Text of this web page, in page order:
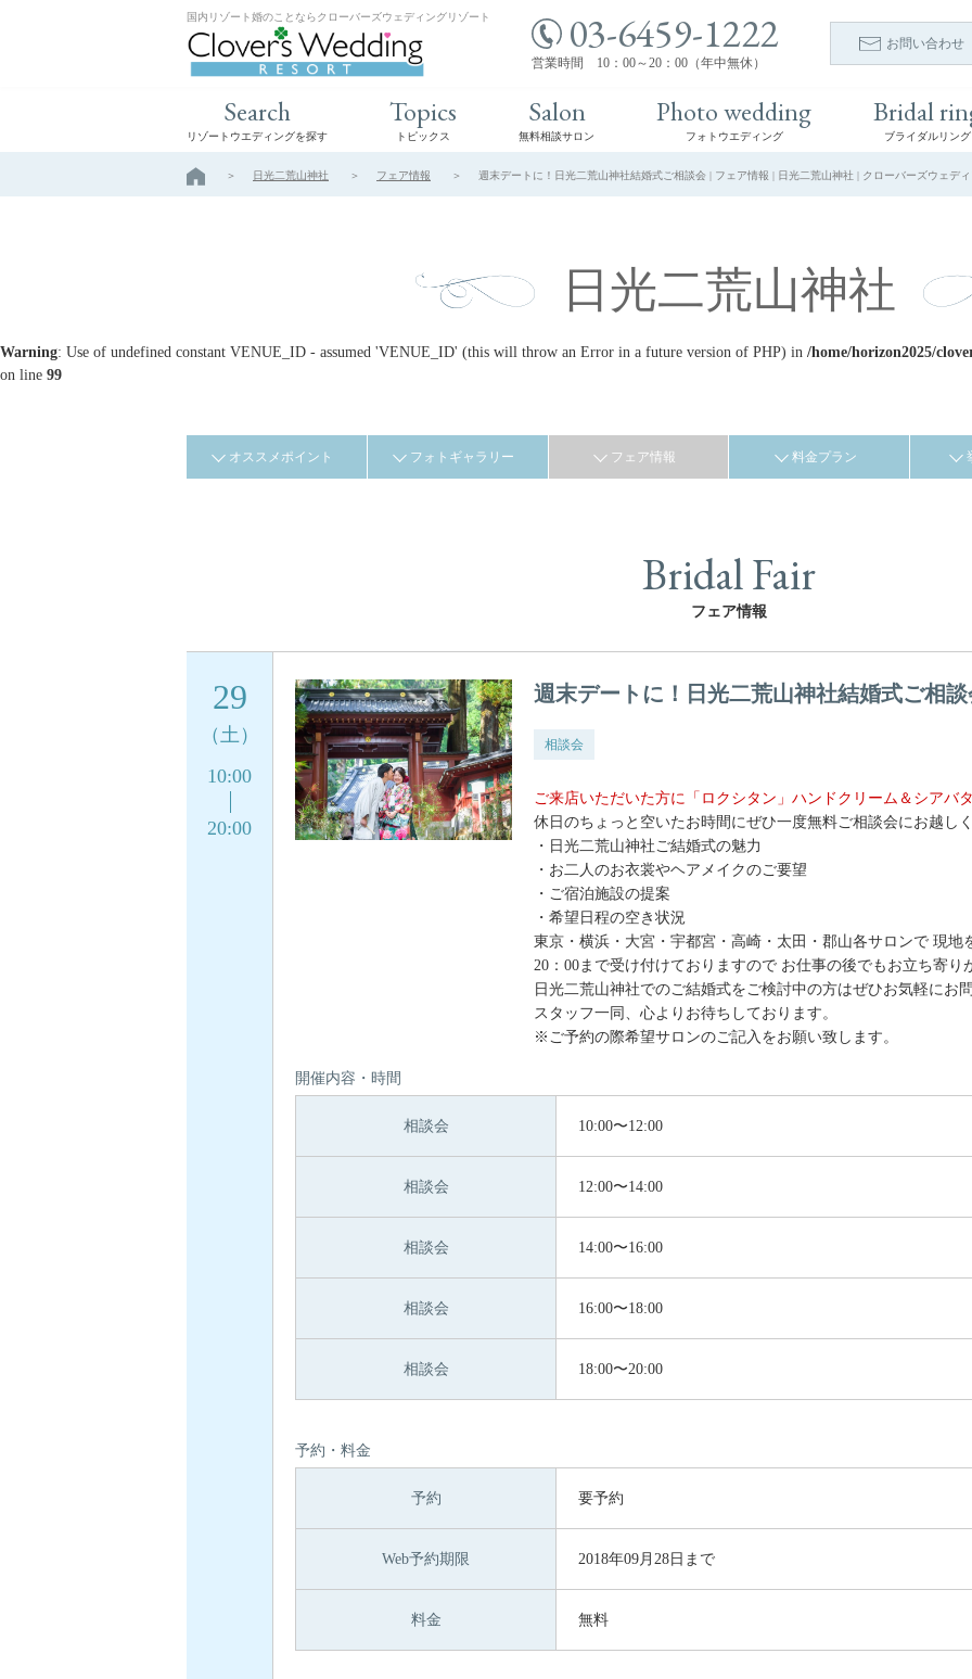
国内リゾート婚のことならクローバーズウェディングリゾート 03-6459-1222
営業時間 10：00～20：00（年中無休）
お問い合わせ
Search
リゾートウエディングを探す
Topics
トピックス
Salon
無料相談サロン
Photo wedding
フォトウエディング
Bridal
ブライダルリング
日光二荒山神社 フェア情報 週末デートに！日光二荒山神社結婚式ご相談会 | フェア情報 | 日光二荒山神社 | クローバーズウェディ
日光二荒山神社
Warning: Use of undefined constant VENUE_ID - assumed 'VENUE_ID' (this will throw an Error in a future version of PHP) in /home/horizon2025/
on line 99
オススメポイント フォトギャラリー フェア情報 料金プラン
Bridal Fair
フェア情報
29
（土）
10:00
20:00
週末デートに！日光二荒山神社結婚式ご相
相談会
ご来店いただいた方に「ロクシタン」ハンドクリーム＆シアバ
休日のちょっと空いたお時間にぜひ一度無料ご相談会にお越し
・日光二荒山神社ご結婚式の魅力
・お二人のお衣裳やヘアメイクのご要望
・ご宿泊施設の提案
・希望日程の空き状況
東京・横浜・大宮・宇都宮・高崎・太田・郡山各サロンで 現地
20：00まで受け付けておりますので お仕事の後でもお立ち寄り
日光二荒山神社でのご結婚式をご検討中の方はぜひお気軽にお
スタッフ一同、心よりお待ちしております。
※ご予約の際希望サロンのご記入をお願い致します。
開催内容・時間
相談会 10:00〜12:00
相談会 12:00〜14:00
相談会 14:00〜16:00
相談会 16:00〜18:00
相談会 18:00〜20:00
予約・料金
予約 要予約
Web予約期限 2018年09月28日まで
料金 無料